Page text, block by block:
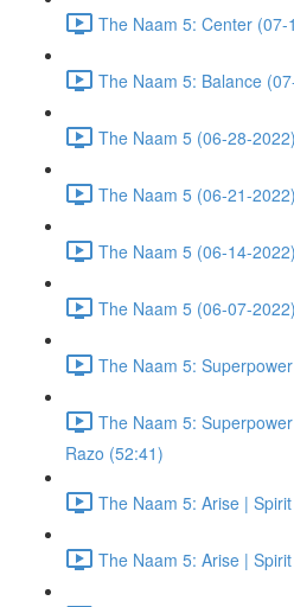
The Naam 5: Center
The Naam 5: Balance
The Naam 5 (06-28-
The Naam 5 (06-21-
The Naam 5 (06-14-
The Naam 5 (06-07-
The Naam 5:
The Naam 5:
Razo (52:41)
The Naam 5: Arise |
The Naam 5: Arise |